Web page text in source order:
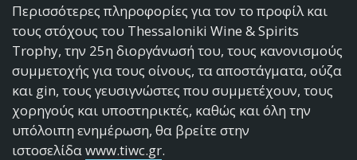
Περισσότερες πληροφορίες για τον το προφίλ και
τους στόχους του Thessaloniki Wine & Spirits
Trophy, την 25η διοργάνωσή του, τους κανονισμούς
συμμετοχής για τους οίνους, τα αποστάγματα, ούζα
και gin, τους γευσιγνώστες που συμμετέχουν, τους
χορηγούς και υποστηρικτές, καθώς και όλη την
υπόλοιπη ενημέρωση, θα βρείτε στην
ιστοσελίδαwww.tiwc.gr.